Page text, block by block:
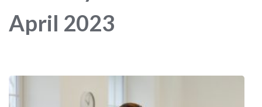
April 2023